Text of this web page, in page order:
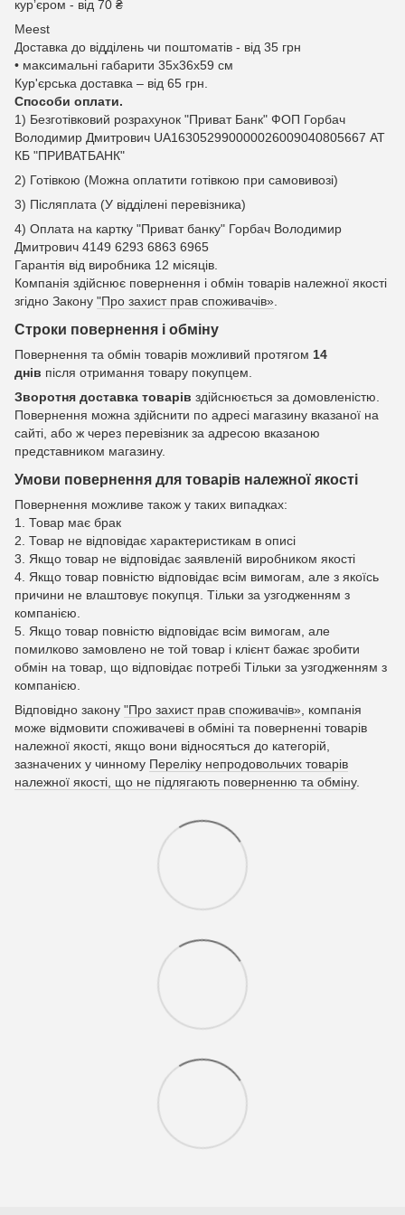
курʼєром - від 70 ₴
Meest
Доставка до відділень чи поштоматів - від 35 грн
• максимальні габарити 35x36x59 см
Кур'єрська доставка – від 65 грн.
Способи оплати.
1) Безготівковий розрахунок "Приват Банк" ФОП Горбач
Володимир Дмитрович UA163052990000026009040805667 АТ
КБ "ПРИВАТБАНК"
2) Готівкою (Можна оплатити готівкою при самовивозі)
3) Післяплата (У відділені перевізника)
4) Оплата на картку "Приват банку" Горбач Володимир
Дмитрович 4149 6293 6863 6965
Гарантія від виробника 12 місяців.
Компанія здійснює повернення і обмін товарів належної якості
згідно Закону "Про захист прав споживачів».
Строки повернення і обміну
Повернення та обмін товарів можливий протягом 14
днів після отримання товару покупцем.
Зворотня доставка товарів здійснюється за домовленістю.
Повернення можна здійснити по адресі магазину вказаної на
сайті, або ж через перевізник за адресою вказаною
представником магазину.
Умови повернення для товарів належної якості
Повернення можливе також у таких випадках:
1. Товар має брак
2. Товар не відповідає характеристикам в описі
3. Якщо товар не відповідає заявленій виробником якості
4. Якщо товар повністю відповідає всім вимогам, але з якоїсь
причини не влаштовує покупця. Тільки за узгодженням з
компанією.
5. Якщо товар повністю відповідає всім вимогам, але
помилково замовлено не той товар і клієнт бажає зробити
обмін на товар, що відповідає потребі Тільки за узгодженням з
компанією.
Відповідно закону "Про захист прав споживачів» , компанія
може відмовити споживачеві в обміні та поверненні товарів
належної якості, якщо вони відносяться до категорій,
зазначених у чинному Переліку непродовольчих товарів
належної якості, що не підлягають поверненню та обміну.